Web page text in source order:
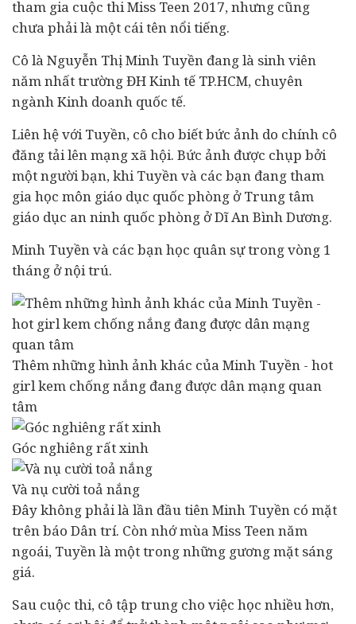
tham gia cuộc thi Miss Teen 2017, nhưng cũng
chưa phải là một cái tên nổi tiếng.
Cô là Nguyễn Thị Minh Tuyền đang là sinh viên
năm nhất trường ĐHKinh tế TP.HCM, chuyên
ngành Kinh doanh quốc tế.
Liên hệ với Tuyền, cô cho biết bức ảnh do chính cô
đăng tải lên mạng xã hội. Bức ảnh được chụp bởi
một người bạn, khi Tuyền và các bạn đang tham
gia học môn giáo dục quốc phòng ở Trung tâm
giáo dục an ninh quốc phòng ở Dĩ An Bình Dương.
Minh Tuyền và các bạn học quân sự trong vòng 1
tháng ở nội trú.
Thêm những hình ảnh khác của Minh Tuyền - hot
girl kem chống nắng đang được dân mạng quan
tâm
Góc nghiêng rất xinh
Và nụ cười toả nắng
Đây không phải là lần đầu tiên Minh Tuyền có mặt
trên báo Dân trí. Còn nhớ mùa Miss Teen năm
ngoái, Tuyền là một trong những gương mặt sáng
giá.
Sau cuộc thi, cô tập trung cho việc học nhiều hơn,